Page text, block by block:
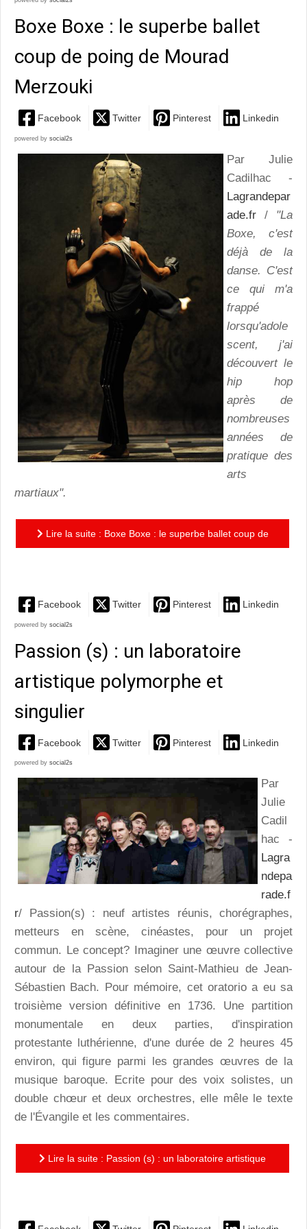
Boxe Boxe : le superbe ballet
coup de poing de Mourad
Merzouki
Facebook Twitter Pinterest Linkedin
powered by social2s
Par Julie
Cadilhac -
Lagrandepar
ade.fr / "La
Boxe, c'est
déjà de la
danse. C'est
ce qui m'a
frappé
lorsqu'adole
scent, j'ai
découvert le
hip hop
après de
nombreuses
années de
pratique des
arts
martiaux".
Lire la suite : Boxe Boxe : le superbe ballet coup de
Facebook Twitter Pinterest Linkedin
powered by social2s
Passion (s) : un laboratoire
artistique polymorphe et
singulier
Facebook Twitter Pinterest Linkedin
powered by social2s
Par
Julie
Cadil
hac -
Lagra
ndepa
rade.f
r/ Passion(s) : neuf artistes réunis, chorégraphes,
metteurs en scène, cinéastes, pour un projet
commun. Le concept? Imaginer une œuvre collective
autour de la Passion selon Saint-Mathieu de Jean-
Sébastien Bach. Pour mémoire, cet oratorio a eu sa
troisième version définitive en 1736. Une partition
monumentale en deux parties, d'inspiration
protestante luthérienne, d'une durée de 2 heures 45
environ, qui figure parmi les grandes œuvres de la
musique baroque. Ecrite pour des voix solistes, un
double chœur et deux orchestres, elle mêle le texte
de l'Évangile et les commentaires.
Lire la suite : Passion (s) : un laboratoire artistique